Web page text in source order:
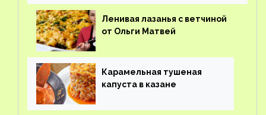
Ленивая лазанья с ветчиной
от Ольги Матвей
Карамельная тушеная
капуста в казане